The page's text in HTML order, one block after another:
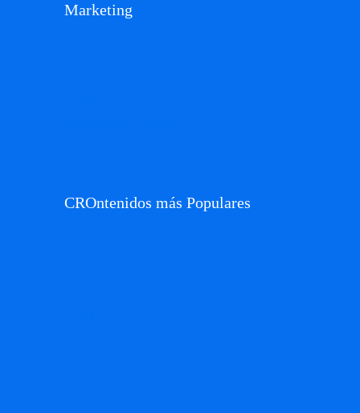
Marketing
CROntenidos más Populares